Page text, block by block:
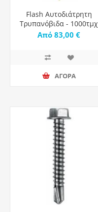
Flash Αυτοδιάτρητη
Τρυπανόβιδα - 1000τμχ
Από 83,00 €
ΑΓΟΡΑ